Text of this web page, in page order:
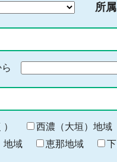
所属
終
わ
り
西濃（大垣）地域
地域 恵那地域